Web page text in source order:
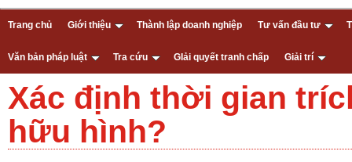
Trang chủ Giới thiệu Thành lập doanh nghiệp Tư vấn đầu tư
Văn bản pháp luật Tra cứu GIải quyết tranh chấp Giải trí
Xác định thời gian
hữu hình?